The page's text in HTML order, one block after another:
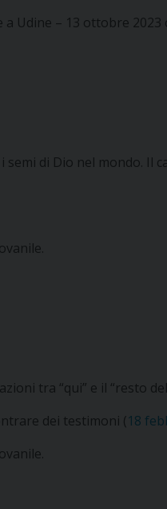
Udine – 13 ottobre
di Dio nel mondo. Il
tra “qui” e il “resto
dei testimoni (18